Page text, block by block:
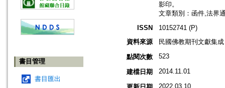
書目管理
書目匯出
影印。
文章類別：函件,法界
ISSN
10152741 (P)
資料來源
民國佛教期刊文獻集
點閱次數
523
建檔日期 2014.11.01
2022.03.10